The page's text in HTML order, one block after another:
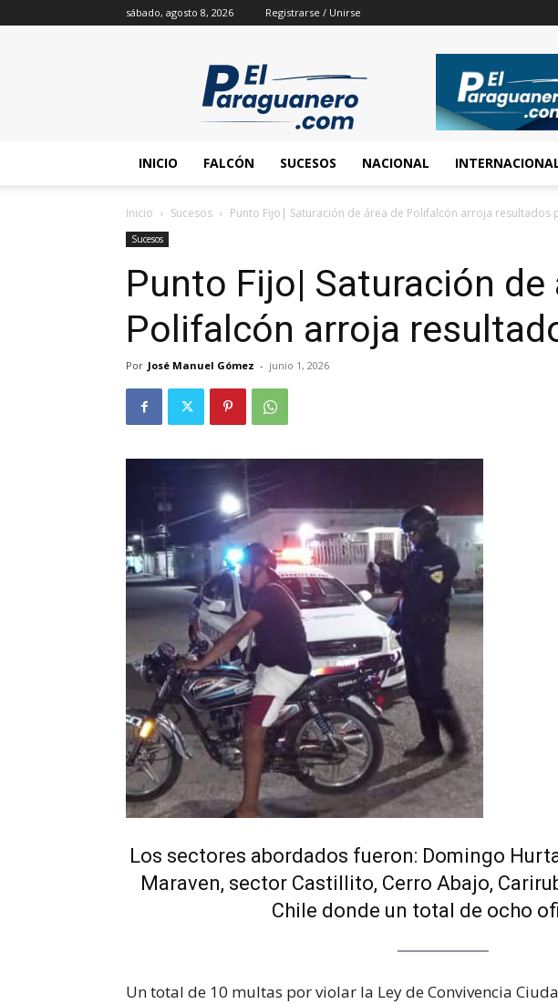
sábado, agosto 8, 2026 Registrarse / Unirse
INICIO FALCÓN SUCESOS NACIONAL
Inicio Sucesos Punto Fijo| Saturación de área de Polifalcón arroja resultados
Sucesos
Punto Fijo| Saturación de
Polifalcón arroja
Por José Manuel Gómez - junio 1, 2026
Los sectores abordados fueron: Domingo
Maraven, sector Castillito, Cerro Abajo,
Chile donde un total de ocho
Un total de 10 multas por violar la Ley de Convivencia